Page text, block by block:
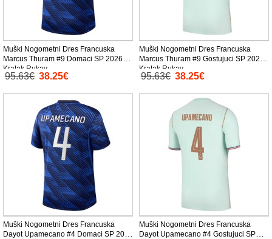
Muški Nogometni Dres Francuska
Marcus Thuram #9 Domaci SP 2026
Kratak Rukav
95.63€ 38.25€
Muški Nogometni Dres Francuska
Marcus Thuram #9 Gostujuci SP 2026
Kratak Rukav
95.63€ 38.25€
Muški Nogometni Dres Francuska
Dayot Upamecano #4 Domaci SP 2026
Muški Nogometni Dres Francuska
Dayot Upamecano #4 Gostujuci SP